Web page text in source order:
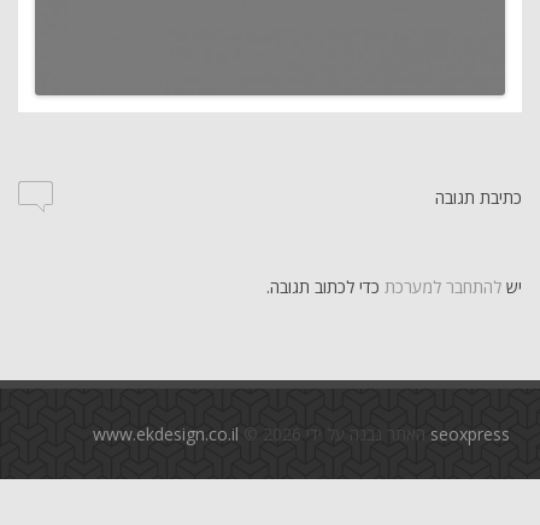
כתיבת תגובה
יש להתחבר למערכת כדי לכתוב תגובה.
seoxpress האתר נבנה על ידי www.ekdesign.co.il © 2026